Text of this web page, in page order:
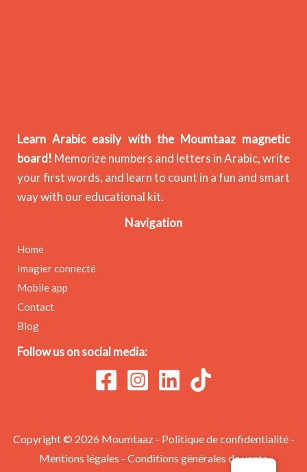
Learn Arabic easily with the Moumtaaz magnetic
board! Memorize numbers and letters in Arabic, write
your first words, and learn to count in a fun and smart
way with our educational kit.
Navigation
Home
Imagier connecté
Mobile app
Contact
Blog
Follow us on social media:
Copyright © 2026 Moumtaaz - Politique de confidentialité-
Mentions légales - Conditions générales de vente